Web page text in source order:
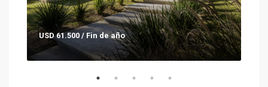
USD 61.500 / Fin de año